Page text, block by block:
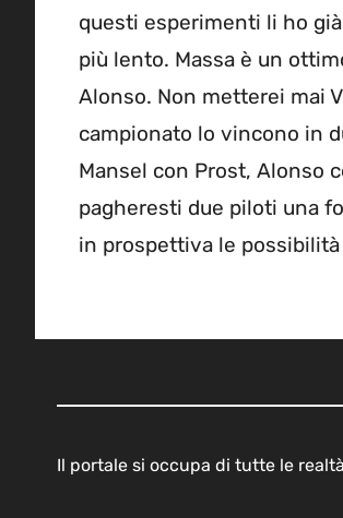
questi esperimenti li ho
più lento. Massa è un
Alonso. Non metterei mai
campionato lo vincono in
Mansel con Prost, Alonso
pagheresti due piloti una
in prospettiva le
Il portale si occupa di tutte le